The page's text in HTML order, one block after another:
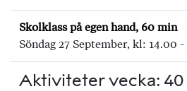
Skolklass på egen hand, 60 min
Söndag 27 September, kl: 14.00 -
Aktiviteter vecka: 40